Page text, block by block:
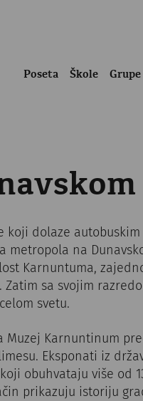
Poseta Škole Grupe
dolaze
metropola na
Karnuntuma,
sa svojim
svetu.
Muzej Karnuntinum
Eksponati iz
obuhvataju više od
prikazuju istoriju